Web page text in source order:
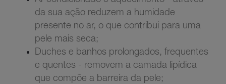
da sua ação reduzem a humidade
presente no ar, o que contribui para uma
pele mais seca;
Duches e banhos prolongados, frequentes
e quentes - removem a camada lipídica
que compõe a barreira da pele;